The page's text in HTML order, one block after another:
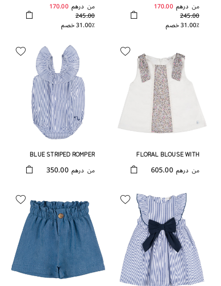
من درهم 170.00
245.00
31.00٪ خصم
من درهم 170.00
245.00
31.00٪ خصم
FLORAL BLOUSE WITH
من درهم 605.00
BLUE STRIPED ROMPER
من درهم 350.00